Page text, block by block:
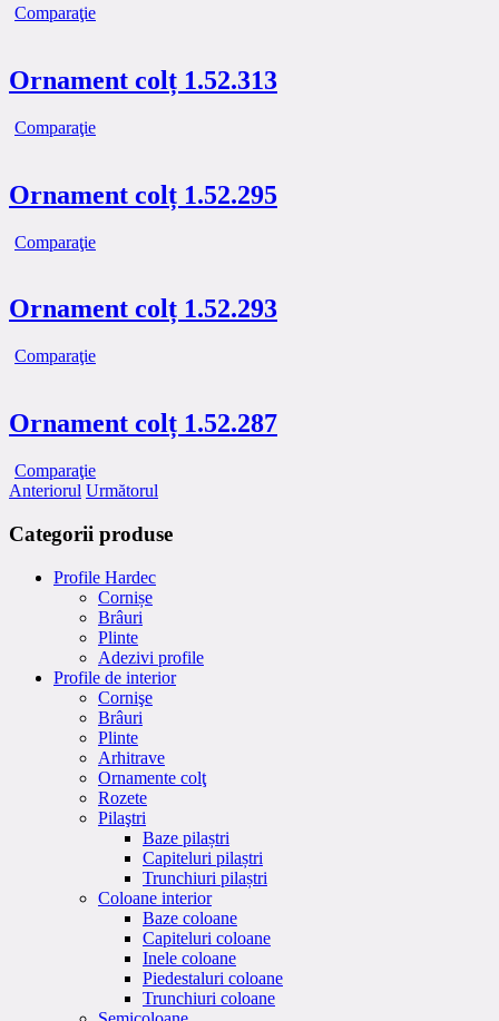
Comparaţie
Ornament colț 1.52.313
Comparaţie
Ornament colț 1.52.295
Comparaţie
Ornament colț 1.52.293
Comparaţie
Ornament colț 1.52.287
Comparaţie
Anteriorul Următorul
Categorii produse
Profile Hardec
Cornișe
Brâuri
Plinte
Adezivi profile
Profile de interior
Cornişe
Brâuri
Plinte
Arhitrave
Ornamente colţ
Rozete
Pilaştri
Baze pilaștri
Capiteluri pilaștri
Trunchiuri pilaștri
Coloane interior
Baze coloane
Capiteluri coloane
Inele coloane
Piedestaluri coloane
Trunchiuri coloane